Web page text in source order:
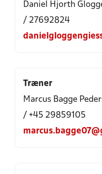
Daniel Hjorth
/ 27692824
Træner
Marcus Bagge
/ +45 29859105